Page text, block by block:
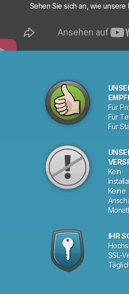
Sehen Sie sich an, wie unsere
Für
Für
Für
Kein
Keine
IHR
SSL-